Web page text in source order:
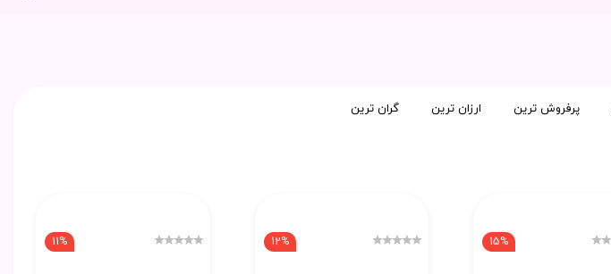
پرفروش ترین ارزان ترین گران ترین
15%
12%
11%